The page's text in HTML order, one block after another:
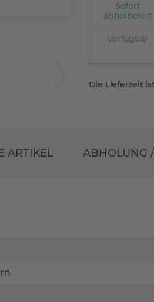
Sofort
abholbereit
Verfügbar
Die Lieferzeit
ARTIKEL ABHOLUNG